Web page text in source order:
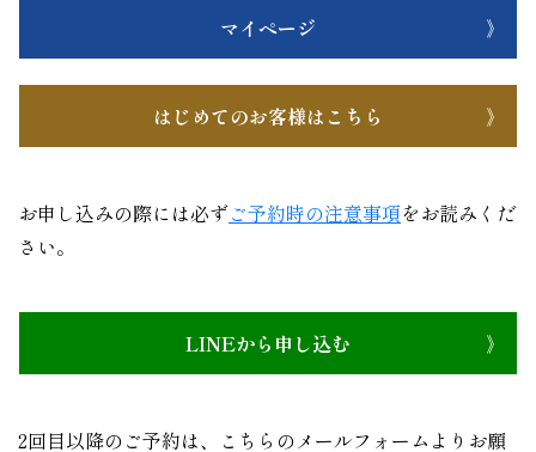
マイページ
はじめてのお客様はこちら
お申し込みの際には必ずご予約時の注意事項をお読みくだ
さい。
LINEから申し込む
2回目以降のご予約は、こちらのメールフォームよりお願